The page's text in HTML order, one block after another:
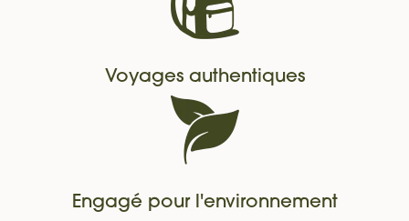
Voyages authentiques
Engagé pour l'environnement